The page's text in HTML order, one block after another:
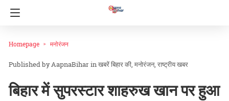
Homepage मनोरंजन
AapnaBihar inखबरें बिहार की मनोरंजन राष्ट्रीय खबर
बिहार में सुपरस्टार शाहरुख खान पर हुआ